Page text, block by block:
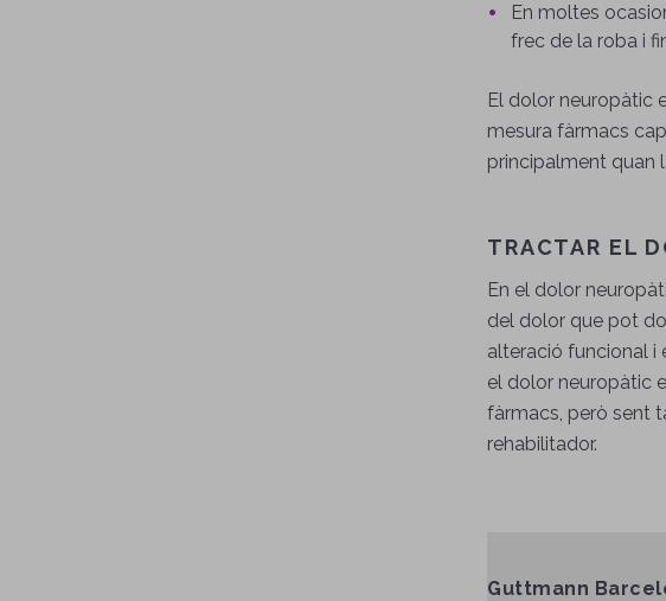
En moltes
frec de la roba i
El dolor neuropàtic
mesura fàrmacs
principalment quan
TRACTAR EL
En el dolor
del dolor que pot
alteració funcional i
el dolor neuropàtic
fàrmacs, però sent
rehabilitador.
Guttmann